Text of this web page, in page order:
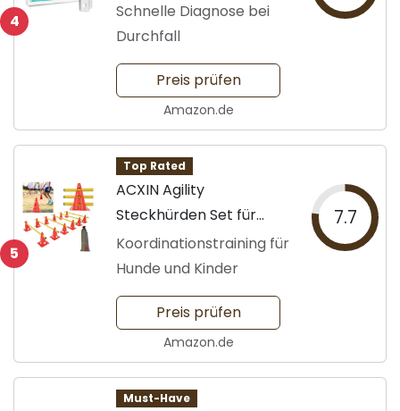
4
Schnelle Diagnose bei
Durchfall
Preis prüfen
Amazon.de
5
Top Rated
ACXIN Agility
Steckhürden Set für
Sport
Koordinationstraining für
Hunde und Kinder
7.7
Preis prüfen
Amazon.de
Must-Have